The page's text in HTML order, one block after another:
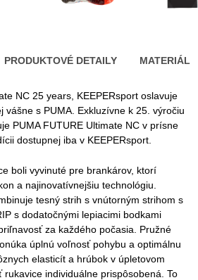
PRODUKTOVÉ DETAILY MATERIÁL
NC 25 years, KEEPERsport oslavuje
vášne s PUMA. Exkluzívne k 25. výročiu
PUMA FUTURE Ultimate NC v prísne
dostupnej iba v KEEPERsport.
boli vyvinuté pre brankárov, ktorí
a najinovatívnejšiu technológiu.
tesný strih s vnútorným strihom s
s dodatočnými lepiacimi bodkami
za každého počasia. Pružné
úplnú voľnosť pohybu a optimálnu
elasticít a hrúbok v úpletovom
rukavice individuálne prispôsobená. To